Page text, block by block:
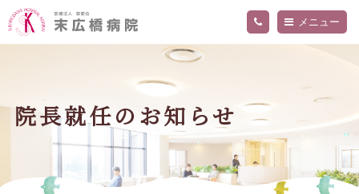
病院概要
交通アクセス
フロア案内
関連施設
院内の活動・取り組み
当院の医療について詳しく知りたい方へ
精神科外来
内科外来
入院のご案内
診療科・部門
デイケアセンター「ねむの木」
お知らせ
採用情報
メニュー
院長就任のお知らせ